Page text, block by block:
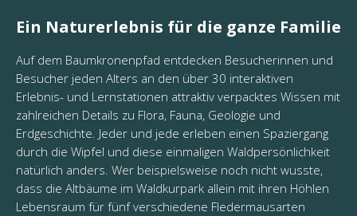
Ein Naturerlebnis für die ganze Familie
Auf dem Baumkronenpfad entdecken Besucherinnen und
Besucher jeden Alters an den über 30 interaktiven
Erlebnis- und Lernstationen attraktiv verpacktes Wissen mit
zahlreichen Details zu Flora, Fauna, Geologie und
Erdgeschichte. Jeder und jede erleben einen Spaziergang
durch die Wipfel und diese einmaligen Waldpersönlichkeit
natürlich anders. Wer beispielsweise noch nicht wusste,
dass die Altbäume im Waldkurpark allein mit ihren Höhlen
Lebensraum für fünf verschiedene Fledermausarten